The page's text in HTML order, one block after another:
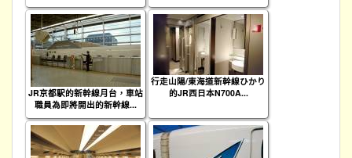
JR京都駅的新幹線月台，車站
職員為即將開出的新幹線...
行走山陽/東海道新幹線ひかり
的JR西日本N700A...